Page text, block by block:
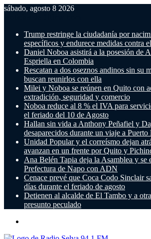
sábado, agosto 8 2026
Trump restringe la ciudadanía por
específicos y endurece medidas contra
Daniel Noboa asistirá a la posesión de
Espriella en Colombia
Rescatan a dos oseznos andinos sin su
buscan reunirlos con ella
Milei y Noboa se reúnen en Quito con
extradición, seguridad y comercio
Noboa reduce al 8 % el IVA para
el feriado del 10 de Agosto
Hallan sin vida a Anthony Peñafiel y
desaparecidos durante un viaje a Puerto
Unidad Popular y el correísmo dejan
avanzan en un frente por Quito y
Ana Belén Tapia deja la Asamblea y se
Prefectura de Napo con ADN
Cenace prevé que Coca Codo Sinclair
días durante el feriado de agosto
Detienen al alcalde de El Tambo y a
presunto peculado